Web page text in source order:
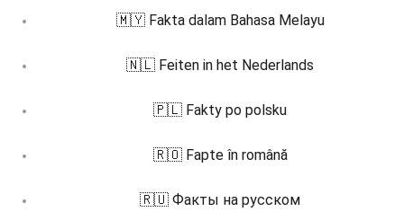
🇲🇾 Fakta dalam Bahasa Melayu
🇳🇱 Feiten in het Nederlands
🇵🇱 Fakty po polsku
🇷🇴 Fapte în română
🇷🇺 Факты на русском